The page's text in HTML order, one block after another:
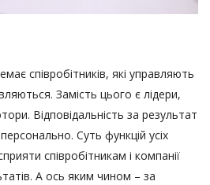
співробітників, які управляють
Замість цього є лідери,
Відповідальність за результат
Суть функцій усіх
співробітникам і компанії
А ось яким чином – за